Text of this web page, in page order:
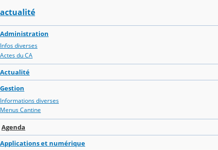
actualité
Administration
Infos diverses
Actes du CA
Actualité
Gestion
Informations diverses
Menus Cantine
Agenda
Applications et numérique